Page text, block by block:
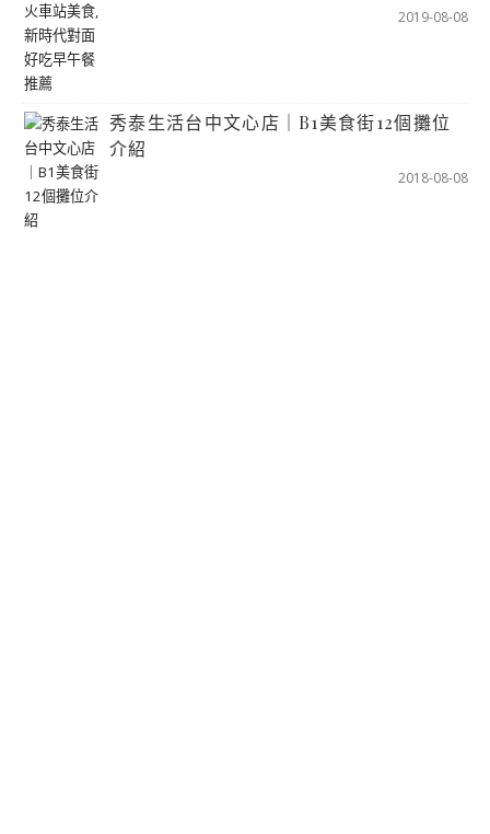
2019-08-08
秀泰生活台中文心店｜B1美食街12個攤位
介紹
2018-08-08